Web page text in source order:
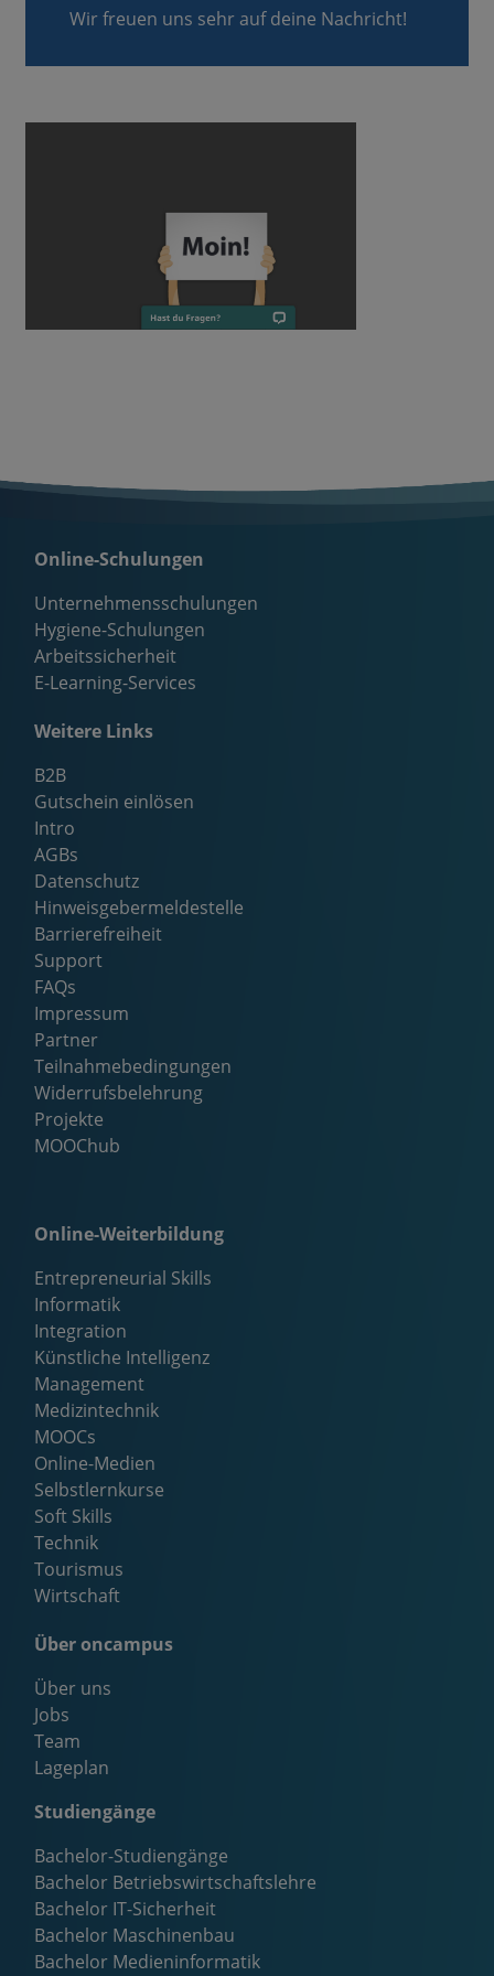
Wir freuen uns sehr auf deine Nachricht!
Online-Schulungen
Unternehmensschulungen
Hygiene-Schulungen
Arbeitssicherheit
E-Learning-Services
Weitere Links
B2B
Gutschein einlösen
Intro
AGBs
Datenschutz
Hinweisgebermeldestelle
Barrierefreiheit
Support
FAQs
Impressum
Partner
Teilnahmebedingungen
Widerrufsbelehrung
Projekte
MOOChub
Online-Weiterbildung
Entrepreneurial Skills
Informatik
Integration
Künstliche Intelligenz
Management
Medizintechnik
MOOCs
Online-Medien
Selbstlernkurse
Soft Skills
Technik
Tourismus
Wirtschaft
Über oncampus
Über uns
Jobs
Team
Lageplan
Studiengänge
Bachelor-Studiengänge
Bachelor Betriebswirtschaftslehre
Bachelor IT-Sicherheit
Bachelor Maschinenbau
Bachelor Medieninformatik